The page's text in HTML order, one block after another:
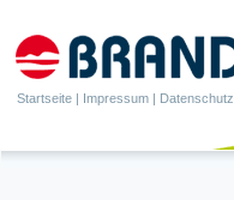
Startseite | Impressum | Datenschutz